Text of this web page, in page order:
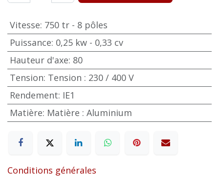
Vitesse: 750 tr - 8 pôles
Puissance: 0,25 kw - 0,33 cv
Hauteur d'axe: 80
Tension: Tension : 230 / 400 V
Rendement: IE1
Matière: Matière : Aluminium
Conditions générales